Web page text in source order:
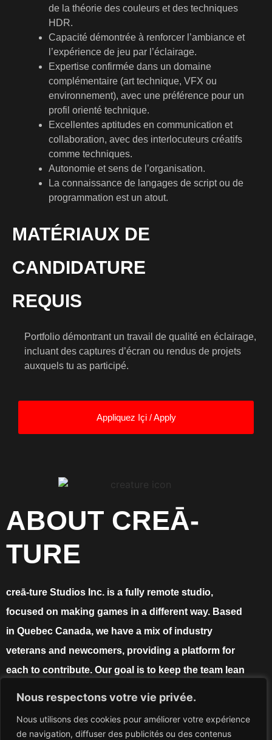
Nous respectons votre vie privée.
Nous utilisons des cookies pour améliorer votre expérience
de navigation, diffuser des publicités ou des contenus
de la théorie des couleurs et des techniques
HDR.
Capacité démontrée à renforcer l’ambiance et
l’expérience de jeu par l’éclairage.
Expertise confirmée dans un domaine
complémentaire (art technique, VFX ou
environnement), avec une préférence pour un
profil orienté technique.
Excellentes aptitudes en communication et
collaboration, avec des interlocuteurs créatifs
comme techniques.
Autonomie et sens de l’organisation.
La connaissance de langages de script ou de
programmation est un atout.
MATÉRIAUX DE
CANDIDATURE
REQUIS
Portfolio démontrant un travail de qualité en éclairage,
incluant des captures d’écran ou rendus de projets
auxquels tu as participé.
Appliquez Içi / Apply
ABOUT CREĀ-
TURE
creā-ture Studios Inc. is a fully remote studio,
focused on making games in a different way. Based
in Quebec Canada, we have a mix of industry
veterans and newcomers, providing a platform for
each to contribute. Our goal is to keep the team lean
and the proof is in the game!